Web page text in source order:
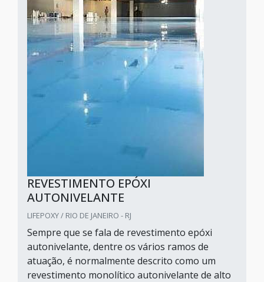
REVESTIMENTO EPÓXI
AUTONIVELANTE
LIFEPOXY / RIO DE JANEIRO - RJ
Sempre que se fala de revestimento epóxi
autonivelante, dentre os vários ramos de
atuação, é normalmente descrito como um
revestimento monolítico autonivelante de alto